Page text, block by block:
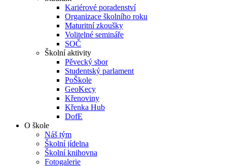
Kariérové poradenství
Organizace školního roku
Maturitní zkoušky
Volitelné semináře
SOČ
Školní aktivity
Pěvecký sbor
Studentský parlament
PoŠkole
GeoKecy
Křenoviny
Křenka Hub
DofE
O škole
Náš tým
Školní jídelna
Školní knihovna
Fotogalerie